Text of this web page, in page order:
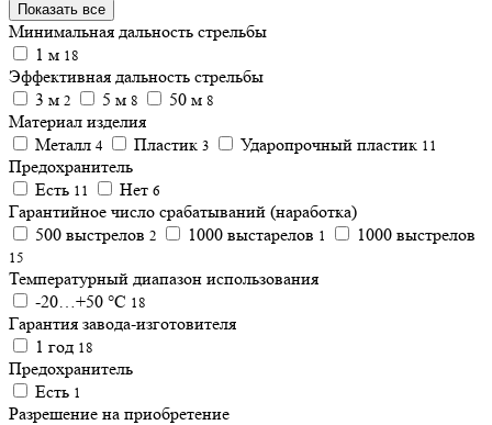
Показать все
Минимальная дальность стрельбы
1 м 18
Эффективная дальность стрельбы
3 м 2 5 м 8 50 м 8
Материал изделия
Металл 4 Пластик 3 Ударопрочный пластик 11
Предохранитель
Есть 11 Нет 6
Гарантийное число срабатываний (наработка)
500 выстрелов 2 1000 выстарелов 1 1000 выстрелов
15
Температурный диапазон использования
-20…+50 °С 18
Гарантия завода-изготовителя
1 год 18
Предохранитель
Есть 1
Разрешение на приобретение